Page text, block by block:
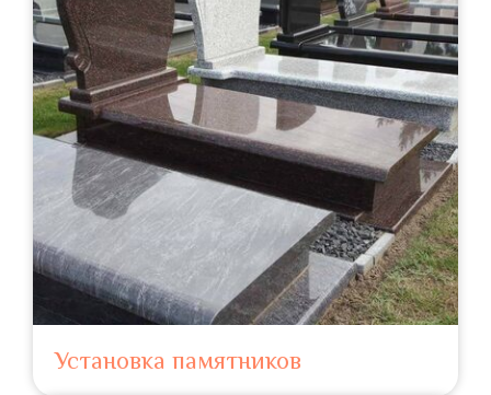
Установка памятников